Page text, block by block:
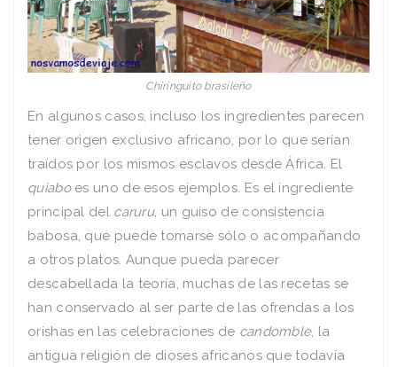
Chiringuito brasileño
En algunos casos, incluso los ingredientes parecen
tener origen exclusivo africano, por lo que serían
traídos por los mismos esclavos desde África. El
quiaboes uno de esos ejemplos. Es el ingrediente
principal del caruru, un guiso de consistencia
babosa, que puede tomarse sólo o acompañando
a otros platos. Aunque pueda parecer
descabellada la teoría, muchas de las recetas se
han conservado al ser parte de las ofrendas a los
orishas en las celebraciones de candomble, la
antigua religión de dioses africanos que todavía